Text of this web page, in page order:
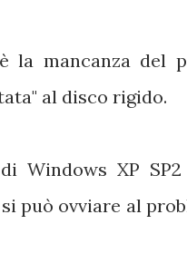
la mancanza del
al disco rigido.
Windows XP
può ovviare al